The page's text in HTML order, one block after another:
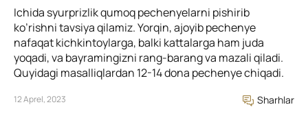
Ichida syurprizlik qumoq pechenyelarni pishirib
ko’rishni tavsiya qilamiz. Yorqin, ajoyib pechenye
nafaqat kichkintoylarga, balki kattalarga ham juda
yoqadi, va bayramingizni rang-barang va mazali qiladi.
Quyidagi masalliqlardan 12-14 dona pechenye chiqadi.
12 Aprel, 2023 Sharhlar